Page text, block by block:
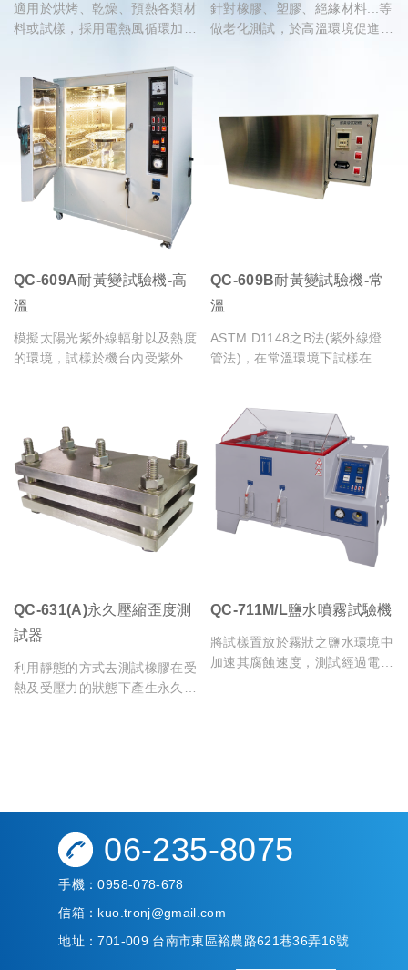
適用於烘烤、乾燥、預熱各類材
料或試樣，採用電熱風循環加
的溫度點時自動恆溫
針對橡膠、塑膠、絕緣材料...等
做老化測試，於高溫環境促進材
QC-609A耐黃變試驗機-高
溫
模擬太陽光紫外線輻射以及熱度
的環境，試樣於機台內受紫外線
QC-609B耐黃變試驗機-常
溫
ASTM D1148之B法(紫外線燈
管法)，在常溫環境下試樣在紫
QC-631(A)永久壓縮歪度測
試器
利用靜態的方式去測試橡膠在受
熱及受壓力的狀態下產生永久壓
QC-711M/L鹽水噴霧試驗機
將試樣置放於霧狀之鹽水環境中
加速其腐蝕速度，測試經過電
06-235-8075
手機：0958-078-678
信箱： kuo.tronj@gmail.com
地址：701-009 台南市東區裕農路621巷36弄16號